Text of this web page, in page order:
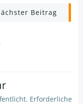
Beitrag
Erforderliche